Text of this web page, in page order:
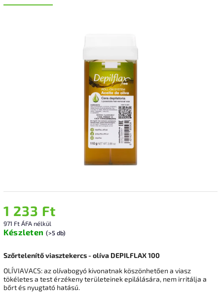
1 233 Ft
971 Ft ÁFA nélkül
Készleten (>5 db)
Szőrtelenítő viasztekercs - olíva DEPILFLAX 100
OLÍVIAVACS: az olívabogyó kivonatnak köszönhetően a viasz
tökéletes a test érzékeny területeinek epilálására, nem irritálja a
bőrt és nyugtató hatású.